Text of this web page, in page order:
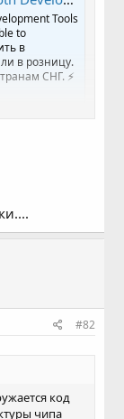
Tools
to
в
в розницу.
СНГ. ⚡
#82
код
чипа